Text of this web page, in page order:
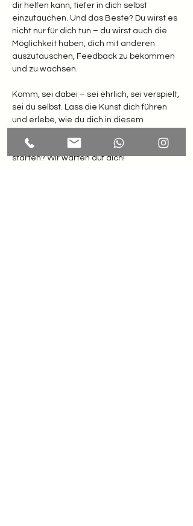
dir helfen kann, tiefer in dich selbst
einzutauchen. Und das Beste? Du wirst es
nicht nur für dich tun – du wirst auch die
Möglichkeit haben, dich mit anderen
auszutauschen, Feedback zu bekommen
und zu wachsen.
Komm, sei dabei – sei ehrlich, sei verspielt,
sei du selbst. Lass die Kunst dich führen
und erlebe, wie du dich in diesem
Bist du bereit, deine eigene Reise zu
starten? Wir warten auf dich!